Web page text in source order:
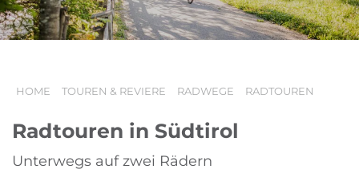
TOUREN & REVIERE
SÜDTIROL & WIR
HOME TOUREN & REVIERE RADWEGE RADTOUREN
Radtouren in Südtirol
Unterwegs auf zwei Rädern